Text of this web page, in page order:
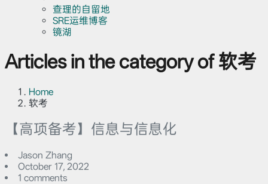
查理的自留地
SRE运维博客
镜湖
Articles in the category of 软考
Home
软考
【高项备考】信息与信息化
Jason Zhang
October 17, 2022
1 comments